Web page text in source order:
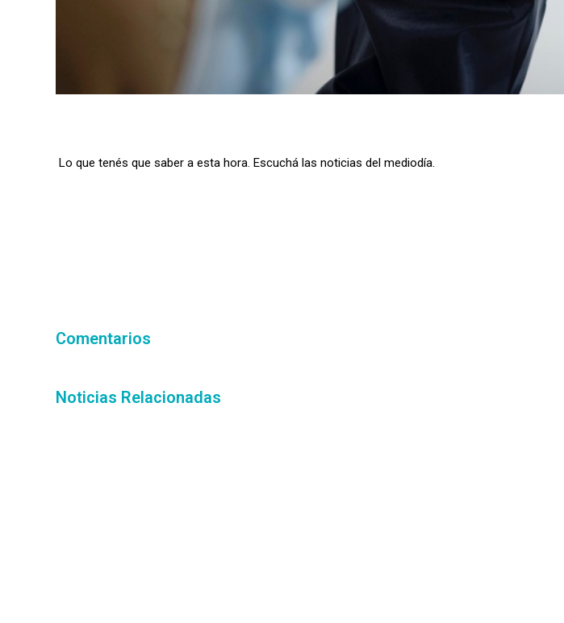
Lo que tenés que saber a esta hora. Escuchá las noticias del mediodía.
Comentarios
Noticias Relacionadas